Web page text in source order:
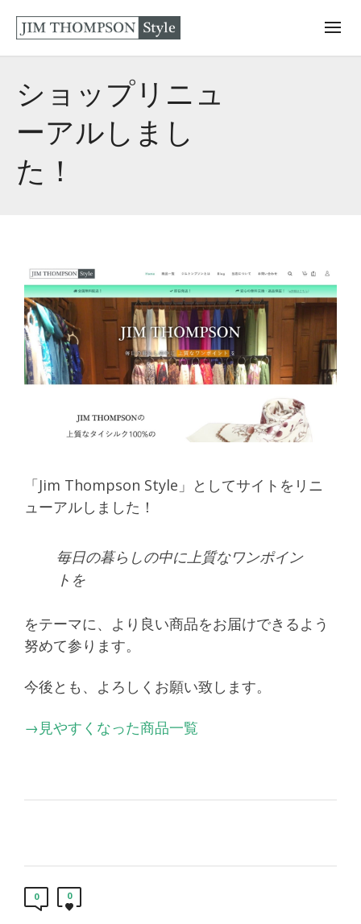
ショップリニュ
ーアルしまし
た！
「Jim Thompson Style」としてサイトをリニ
ューアルしました！
毎日の暮らしの中に上質なワンポイン
トを
をテーマに、より良い商品をお届けできるよう
努めて参ります。
今後とも、よろしくお願い致します。
→見やすくなった商品一覧
0 0